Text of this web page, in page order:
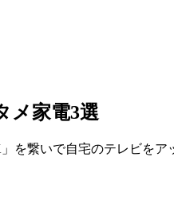
メ家電3選
を繋いで自宅のテレビを